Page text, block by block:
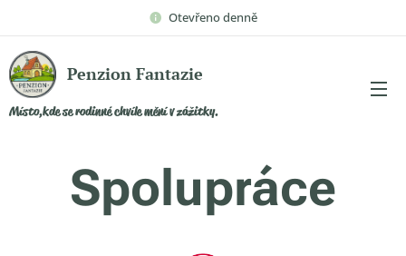
Otevřeno denně
Penzion Fantazie
Místo,kde se rodinné chvíle mění v zážitky.
Spolupráce